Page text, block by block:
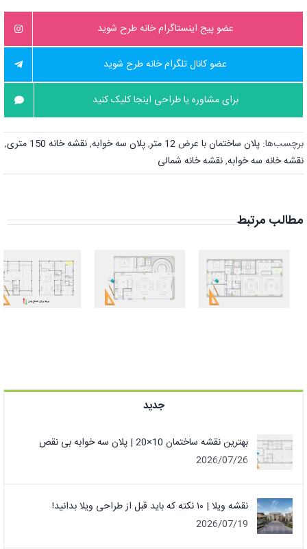
عضو پیج اینستاگرام خانه طرح شوید
عضو کانال تلگرام خانه طرح شوید
برای مشاوره یا طراحی اینجا کلیک کنید
برچسب‌ها: پلان ساختمان با عرض 12 متر ,پلان سه خوابه,نقشه خانه 150 متری
,
نقشه خانه سه خوابه,نقشه خانه شمالی
مطالب مرتبط
بهترین نقشه
ساختمان
10×20 | پلان
سه خوابه بی
طراحی نقشه
ویلا دوبلکس
۱۱۰ متری دلباز +
شاه‌نشین
جدید
بهترین نقشه ساختمان 10×20 | پلان سه خوابه بی نقص
2026/07/26
نقشه ویلا | ۱۰ نکته که باید قبل از طراحی ویلا بدانید!
2026/07/19